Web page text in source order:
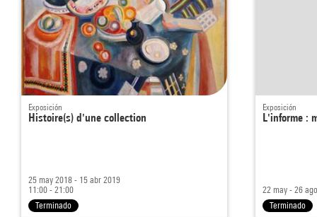
Exposición
Histoire(s) d'une collection
25 may 2018 - 15 abr 2019
11:00 - 21:00
Terminado
Exposición
L'informe :
22 may - 26
Terminado